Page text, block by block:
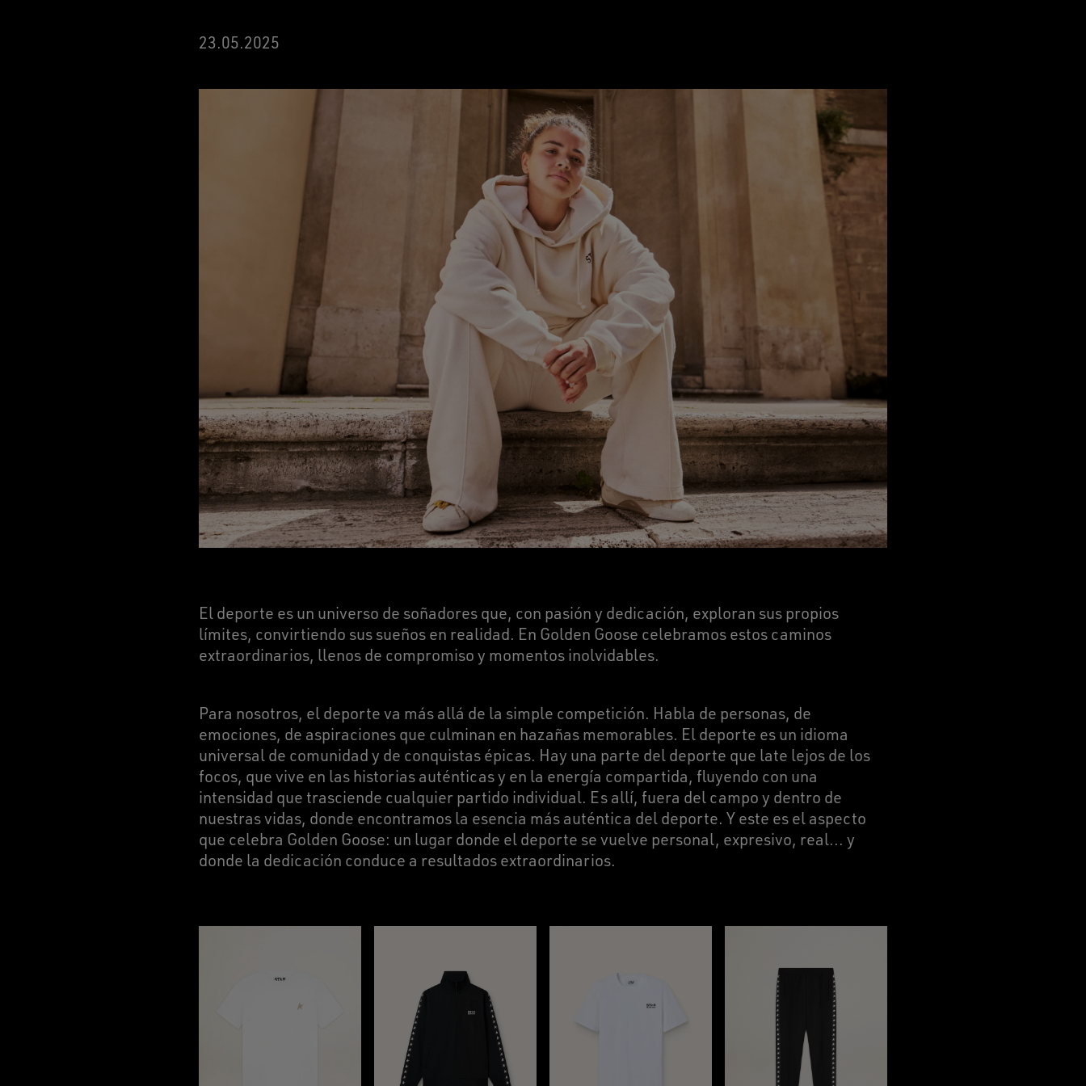
23.05.2025
El deporte es un universo de soñadores que, con pasión y dedicación, exploran sus propios
límites, convirtiendo sus sueños en realidad. En Golden Goose celebramos estos caminos
extraordinarios, llenos de compromiso y momentos inolvidables.
Para nosotros, el deporte va más allá de la simple competición. Habla de personas, de
emociones, de aspiraciones que culminan en hazañas memorables. El deporte es un idioma
universal de comunidad y de conquistas épicas. Hay una parte del deporte que late lejos de los
focos, que vive en las historias auténticas y en la energía compartida, fluyendo con una
intensidad que trasciende cualquier partido individual. Es allí, fuera del campo y dentro de
nuestras vidas, donde encontramos la esencia más auténtica del deporte. Y este es el aspecto
que celebra Golden Goose: un lugar donde el deporte se vuelve personal, expresivo, real... y
donde la dedicación conduce a resultados extraordinarios.